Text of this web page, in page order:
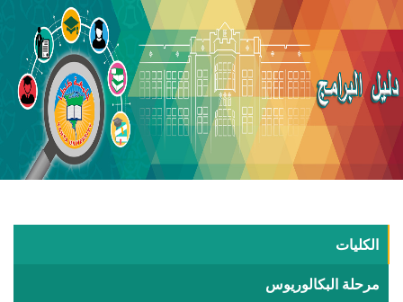
الكليات
مرحلة البكالوريوس